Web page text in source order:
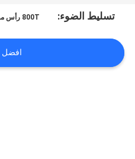
اتصل
بنا
تسليط الضوء:
800T رأس محرك حفر الجهاز
افضل